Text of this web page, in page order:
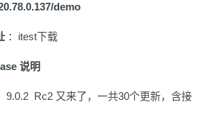
demo
： itest下载
说明
9.0.2 Rc2 又来了，一共30个更新，含接